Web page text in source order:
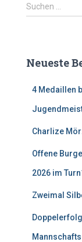
S
u
n
Suchen …
Neueste
4 Medaillen
Charlize
Offene
2026 im
Zweimal